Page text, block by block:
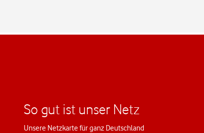
So gut ist unser Netz
Unsere Netzkarte für ganz Deutschland